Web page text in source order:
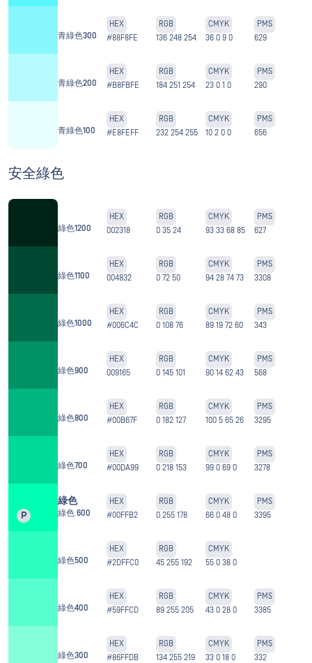
青綠色300
HEX
#88F8FE
RGB
136 248 254
CMYK
36 0 9 0
PMS
629
青綠色200
HEX
#B8FBFE
RGB
184 251 254
CMYK
23 0 1 0
PMS
290
青綠色100
HEX
#E8FEFF
RGB
232 254 255
CMYK
10 2 0 0
PMS
656
安全綠色
綠色1200
HEX
002318
RGB
0 35 24
CMYK
93 33 68 85
PMS
627
綠色1100
HEX
004832
RGB
0 72 50
CMYK
94 28 74 73
PMS
3308
綠色1000
HEX
#006C4C
RGB
0 108 76
CMYK
89 19 72 60
PMS
343
綠色900
HEX
009165
RGB
0 145 101
CMYK
90 14 62 43
PMS
568
綠色800
HEX
#00B67F
RGB
0 182 127
CMYK
100 5 65 26
PMS
3295
綠色700
HEX
#00DA99
RGB
0 218 153
CMYK
99 0 69 0
PMS
3278
P
綠色
綠色 600
HEX
#00FFB2
RGB
0 255 178
CMYK
66 0 48 0
PMS
3395
綠色500
HEX
#2DFFC0
RGB
45 255 192
CMYK
55 0 38 0
綠色400
HEX
#59FFCD
RGB
89 255 205
CMYK
43 0 28 0
PMS
3385
綠色300
HEX
#86FFDB
RGB
134 255 219
CMYK
33 0 18 0
PMS
332